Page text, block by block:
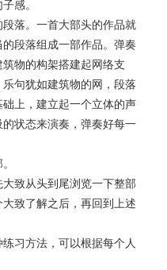
感。
落。一首大部头的作品就
段落组成一部作品。弹奏
物的构架搭建起网络支
句犹如建筑物的网，段落
上，建立起一个立体的声
状态来演奏，弹奏好每一
致从头到尾浏览一下整部
致了解之后，再回到上述
习方法，可以根据每个人